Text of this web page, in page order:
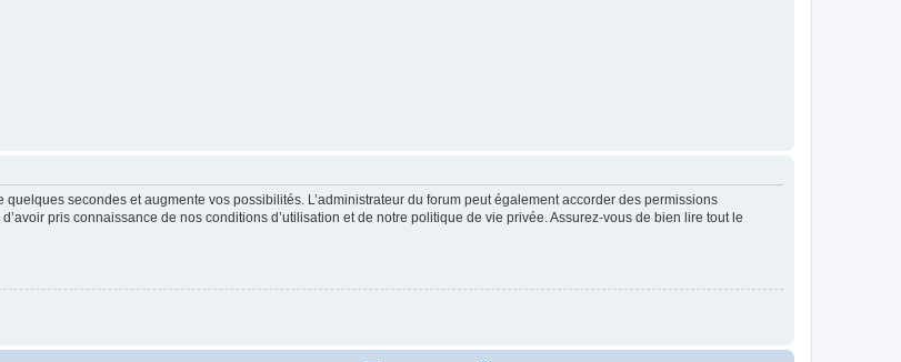
secondes et augmente vos possibilités. L’administrateur du forum peut également accorder des permissions
pris connaissance de nos conditions d’utilisation et de notre politique de vie privée. Assurez-vous de bien lire tout le